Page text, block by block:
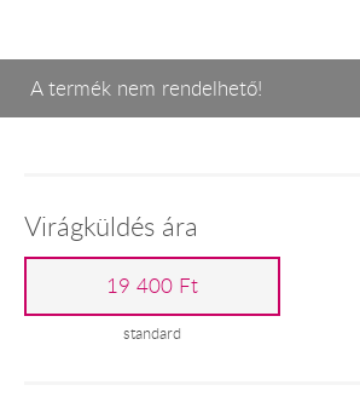
A termék nem rendelhető!
Virágküldés ára
19 400 Ft
standard